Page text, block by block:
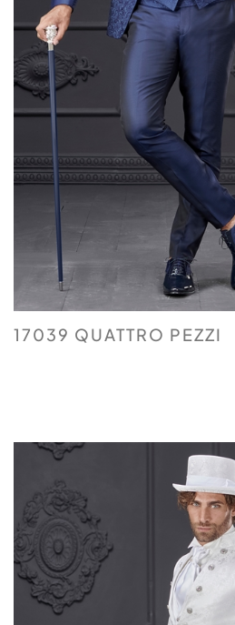
17039 QUATTRO PEZZI